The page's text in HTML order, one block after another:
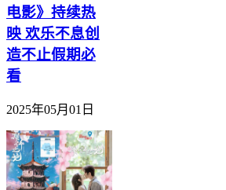
电影》持续热
映 欢乐不息创
造不止假期必
看
2025年05月01日